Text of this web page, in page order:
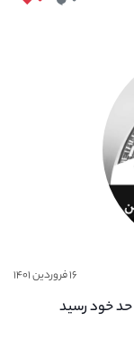
۱۶ فروردین ۱۴۰۱